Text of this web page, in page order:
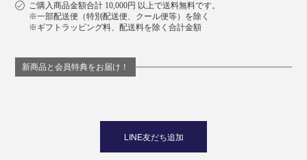
ご購入商品金額合計 10,000円 以上で送料無料です。
※一部配送便（特別配送便、クール便等）を除く
※ギフトラッピング料、配送料を除く合計金額
新商品と会員特典をお届け！
LINE友だち追加